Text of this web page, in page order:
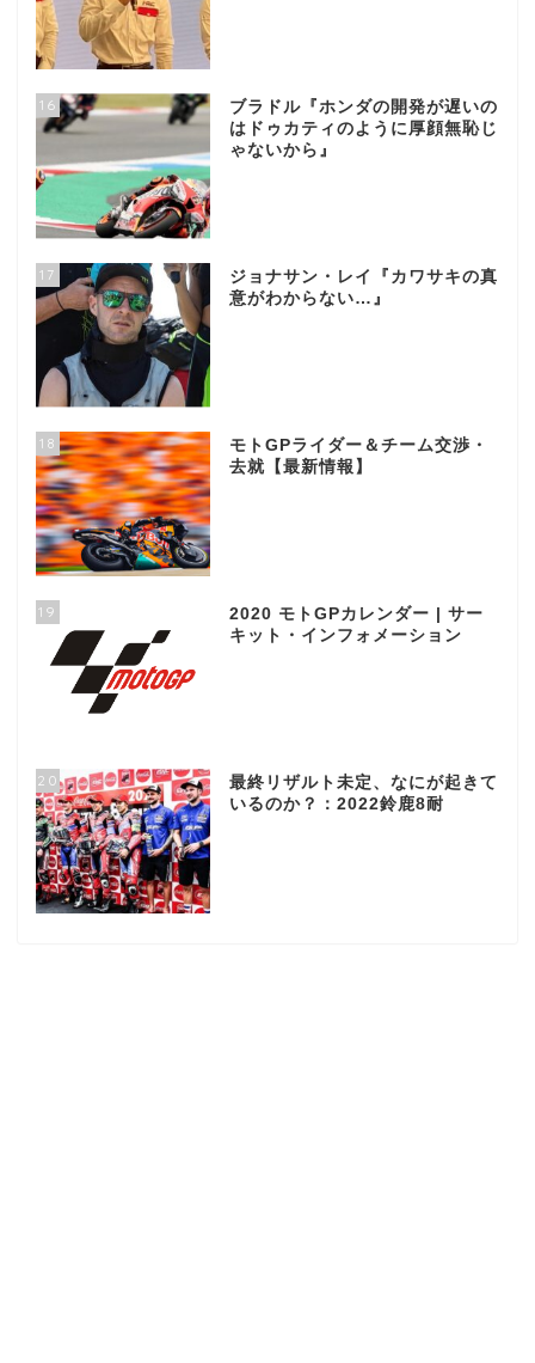
16
ブラドル『ホンダの開発が遅いの
はドゥカティのように厚顔無恥じ
ゃないから』
17
ジョナサン・レイ『カワサキの真
意がわからない…』
18
モトGPライダー＆チーム交渉・
去就【最新情報】
19
2020 モトGPカレンダー | サー
キット・インフォメーション
20
最終リザルト未定、なにが起きて
いるのか？：2022鈴鹿8耐